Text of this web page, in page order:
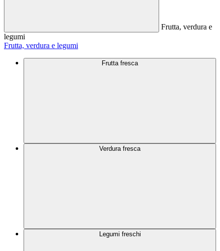
Frutta, verdura e
legumi
Frutta, verdura e legumi
Frutta fresca
Verdura fresca
Legumi freschi